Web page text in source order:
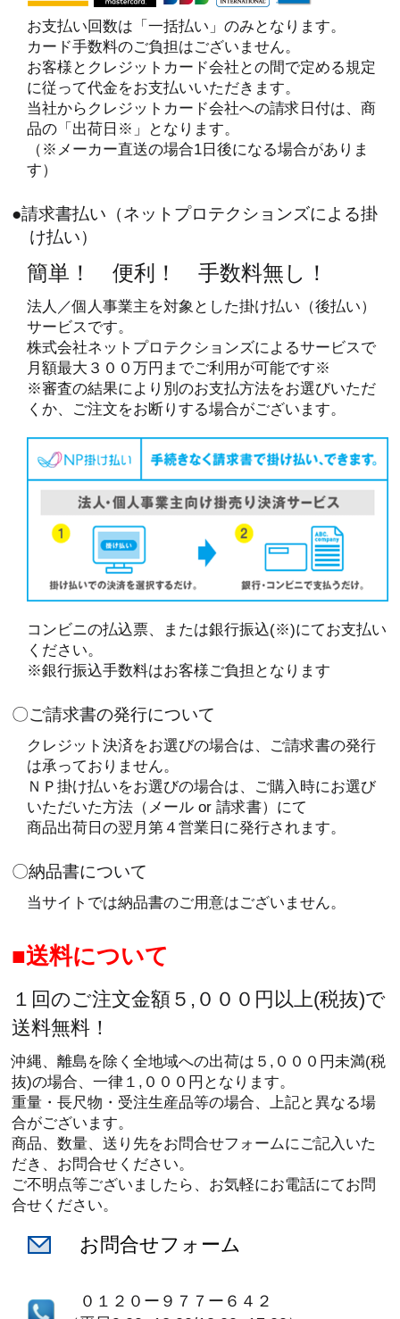
お支払い回数は「一括払い」のみとなります。
カード手数料のご負担はございません。
お客様とクレジットカード会社との間で定める規定
に従って代金をお支払いいただきます。
当社からクレジットカード会社への請求日付は、商
品の「出荷日※」となります。
（※メーカー直送の場合1日後になる場合がありま
す）
●請求書払い（ネットプロテクションズによる掛
け払い）
簡単！ 便利！ 手数料無し！
法人／個人事業主を対象とした掛け払い（後払い）
サービスです。
株式会社ネットプロテクションズによるサービスで
月額最大３００万円までご利用が可能です※
※審査の結果により別のお支払方法をお選びいただ
くか、ご注文をお断りする場合がございます。
コンビニの払込票、または銀行振込(※)にてお支払い
ください。
※銀行振込手数料はお客様ご負担となります
〇ご請求書の発行について
クレジット決済をお選びの場合は、ご請求書の発行
は承っておりません。
ＮＰ掛け払いをお選びの場合は、ご購入時にお選び
いただいた方法（メール or 請求書）にて
商品出荷日の翌月第４営業日に発行されます。
〇納品書について
当サイトでは納品書のご用意はございません。
送料について
１回のご注文金額５,０００円以上(税抜)で
送料無料！
沖縄、離島を除く全地域への出荷は５,０００円未満(税
抜)の場合、一律１,０００円となります。
重量・長尺物・受注生産品等の場合、上記と異なる場
合がございます。
商品、数量、送り先をお問合せフォームにご記入いた
だき、お問合せください。
ご不明点等ございましたら、お気軽にお電話にてお問
合せください。
お問合せフォーム
０１２０ー９７７ー６４２